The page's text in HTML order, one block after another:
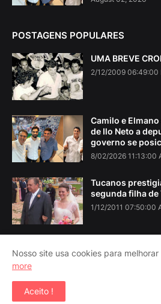
POSTAGENS POPULARES
UMA BREVE
2/12/2009 06:49:00
Camilo e
de Ilo Neto a
governo se
8/02/2026 11:13:00
Tucanos
segunda filha de
1/12/2011 07:50:00
Nosso site usa cookies para
more
Aceito !